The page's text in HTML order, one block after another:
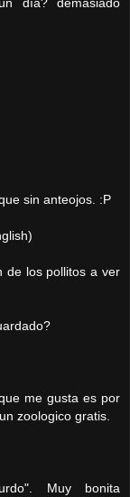
sin anteojos. :P
de los pollitos a ver
me gusta es por
zoologico gratis.
Muy bonita